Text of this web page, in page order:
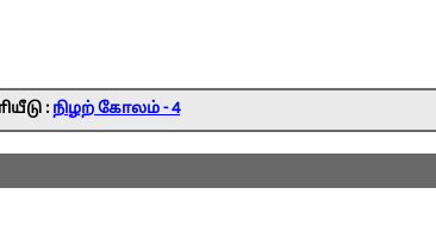
: நிழற் கோலம் - 4